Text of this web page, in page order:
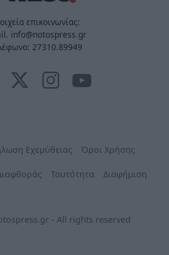
επικοινωνίας:
info@notospress.gr
27310.89949
Εχεμύθειας Όροι Χρήσης
Ταυτότητα Διαφήμιση
- All rights reserved